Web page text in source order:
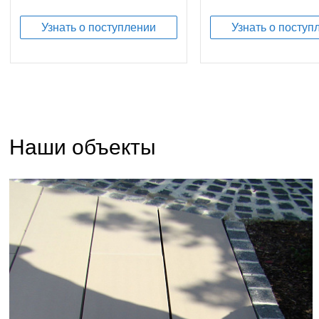
Узнать о поступлении
Материал:
керамика
Тип брусчатки:
Узнать о
Наши объекты